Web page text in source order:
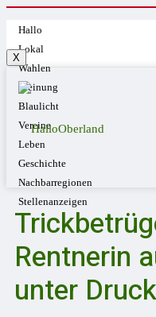
Hallo
Lokal
Wahlen
Meinung
Blaulicht
Vereine
Leben
Geschichte
Nachbarregionen
Stellenanzeigen
X
Rentnerin
unter Druck